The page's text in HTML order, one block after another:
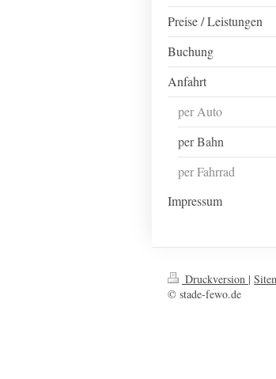
Preise / Leistungen
Buchung
Anfahrt
per Auto
per Bahn
per Fahrrad
Impressum
Druckversion |
© stade-fewo.de